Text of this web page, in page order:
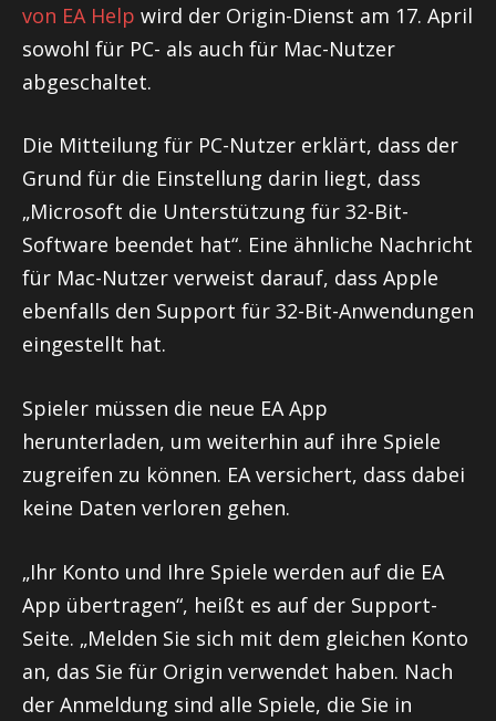
von EA Help wird der Origin-Dienst am 17. April
sowohl für PC- als auch für Mac-Nutzer
abgeschaltet.
Die Mitteilung für PC-Nutzer erklärt, dass der
Grund für die Einstellung darin liegt, dass
„Microsoft die Unterstützung für 32-Bit-
Software beendet hat“. Eine ähnliche Nachricht
für Mac-Nutzer verweist darauf, dass Apple
ebenfalls den Support für 32-Bit-Anwendungen
eingestellt hat.
Spieler müssen die neue EA App
herunterladen, um weiterhin auf ihre Spiele
zugreifen zu können. EA versichert, dass dabei
keine Daten verloren gehen.
„Ihr Konto und Ihre Spiele werden auf die EA
App übertragen“, heißt es auf der Support-
Seite. „Melden Sie sich mit dem gleichen Konto
an, das Sie für Origin verwendet haben. Nach
der Anmeldung sind alle Spiele, die Sie in